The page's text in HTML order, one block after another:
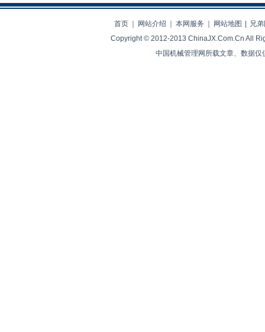
首页 ｜ 网站介绍 ｜ 本网服务 ｜ 网站地图 | 兄
Copyright © 2012-2013 ChinaJX.Com.Cn All
中国机械管理网所载文章、数据